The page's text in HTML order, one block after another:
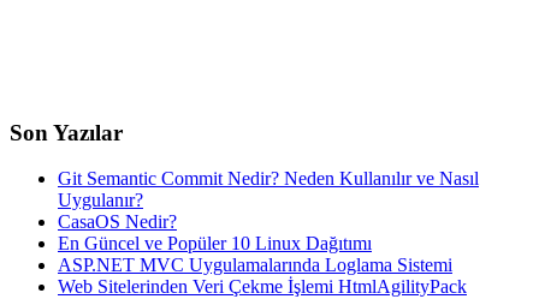
Son Yazılar
Git Semantic Commit Nedir? Neden Kullanılır ve Nasıl
Uygulanır?
CasaOS Nedir?
En Güncel ve Popüler 10 Linux Dağıtımı
ASP.NET MVC Uygulamalarında Loglama Sistemi
Web Sitelerinden Veri Çekme İşlemi HtmlAgilityPack